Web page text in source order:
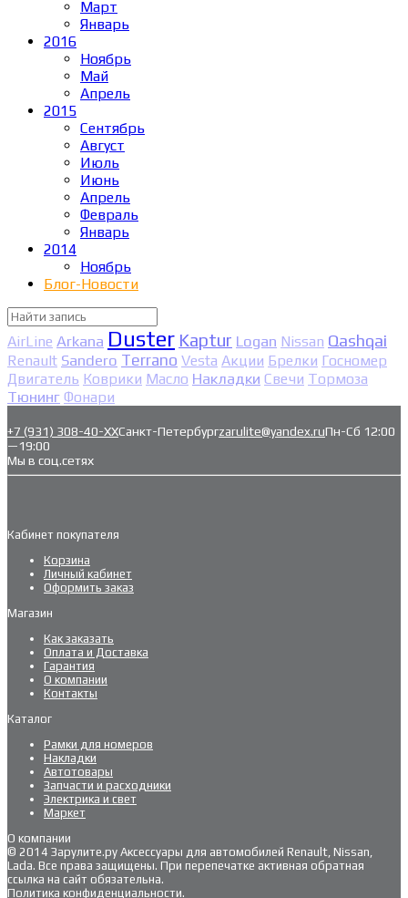
Март
Январь
2016
Ноябрь
Май
Апрель
2015
Сентябрь
Август
Июль
Июнь
Апрель
Февраль
Январь
2014
Ноябрь
Блог-Новости
AirLine Arkana Duster Kaptur Logan Nissan Qashqai
Renault Sandero Terrano Vesta Акции Брелки Госномер
Двигатель Коврики Масло Накладки Свечи Тормоза
Тюнинг Фонари
+7 (931) 308-40-ХХСанкт-Петербургzarulite@yandex.ruПн-Сб 12:00
—19:00
Мы в соц.сетях
Кабинет покупателя
Корзина
Личный кабинет
Оформить заказ
Магазин
Как заказать
Оплата и Доставка
Гарантия
О компании
Контакты
Каталог
Рамки для номеров
Накладки
Автотовары
Запчасти и расходники
Электрика и свет
Маркет
О компании
© 2014 Зарулите.ру Аксессуары для автомобилей Renault, Nissan,
Lada. Все права защищены. При перепечатке активная обратная
ссылка на сайт обязательна.
Политика конфиденциальности.